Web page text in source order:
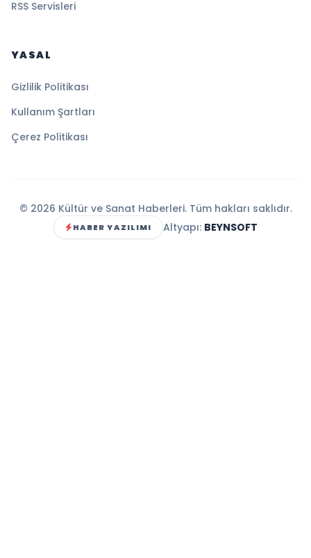
RSS Servisleri
YASAL
Gizlilik Politikası
Kullanım Şartları
Çerez Politikası
© 2026 Kültür ve Sanat Haberleri. Tüm hakları saklıdır.
HABER YAZILIMI Altyapı: BEYNSOFT